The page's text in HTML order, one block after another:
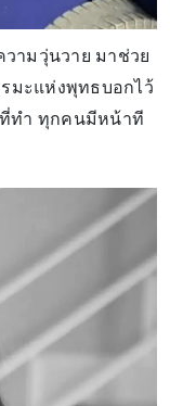
วามวุ่นวาย มาช่วย
มะแห่งพุทธบอกไว้
ที่ทำ ทุกคนมีหน้าที